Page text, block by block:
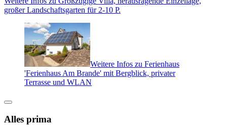
großer Landschaftsgarten für 2-10 P.
Weitere Infos zu Ferienhaus
'Ferienhaus Am Brande' mit Bergblick, privater
Terrasse und WLAN
Alles prima